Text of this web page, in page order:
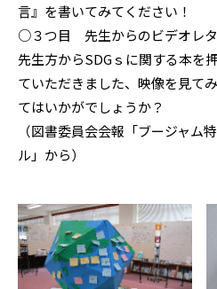
言』を書いてみてください！
○３つ目 先生からのビデオレ
先生方からSDGｓに関する本を
ていただきました、映像を見て
てはいかがでしょうか？
（図書委員会会報「ブージャ
ル」から）